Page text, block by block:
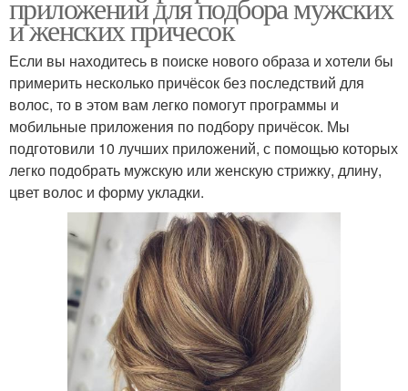
и женских причесок
Если вы находитесь в поиске нового образа и хотели бы
примерить несколько причёсок без последствий для
волос, то в этом вам легко помогут программы и
мобильные приложения по подбору причёсок. Мы
подготовили 10 лучших приложений, с помощью которых
легко подобрать мужскую или женскую стрижку, длину,
цвет волос и форму укладки.